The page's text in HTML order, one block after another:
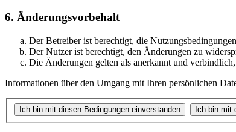
6. Änderungsvorbehalt
Der Betreiber ist berechtigt, die
Der Nutzer ist berechtigt, den Änderungen zu
Die Änderungen gelten als anerkannt und
Informationen über den Umgang mit Ihren persönlichen